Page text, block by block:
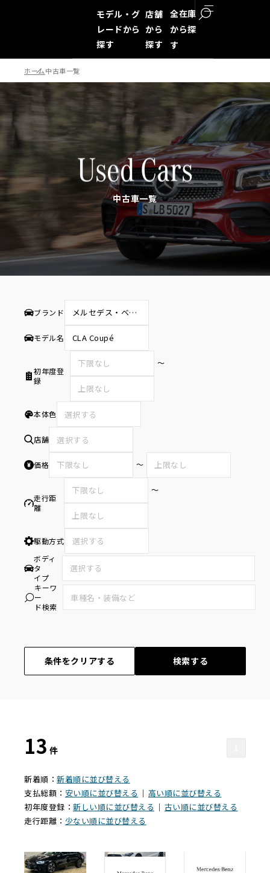
モデル・グ
レードから
探す
店舗
から
探す
全在庫
から探
す
検索
ホーム中古車一覧
Used Cars
中古車一覧
ブランド
モデル名
初年度登
録
〜
本体色 選択する
店舗 選択する
価格 〜
走行距
離
〜
駆動方式
ボディ
タ
イプ
キーワ
ー
ド検索
条件をクリアする 検索する
13 件
新着順：新着順に並び替える
支払総額： 安い順に並び替える ｜ 高い順に並び替える
初年度登録：新しい順に並び替える ｜ 古い順に並び替える
走行距離： 少ない順に並び替える